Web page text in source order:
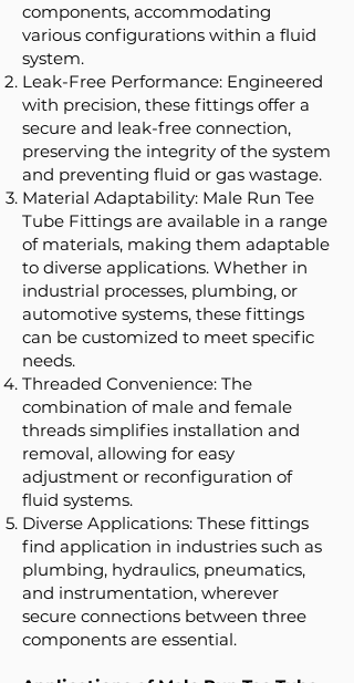
components, accommodating
various configurations within a fluid
system.
Leak-Free Performance: Engineered
with precision, these fittings offer a
secure and leak-free connection,
preserving the integrity of the system
and preventing fluid or gas wastage.
Material Adaptability: Male Run Tee
Tube Fittings are available in a range
of materials, making them adaptable
to diverse applications. Whether in
industrial processes, plumbing, or
automotive systems, these fittings
can be customized to meet specific
needs.
Threaded Convenience: The
combination of male and female
threads simplifies installation and
removal, allowing for easy
adjustment or reconfiguration of
fluid systems.
Diverse Applications: These fittings
find application in industries such as
plumbing, hydraulics, pneumatics,
and instrumentation, wherever
secure connections between three
components are essential.